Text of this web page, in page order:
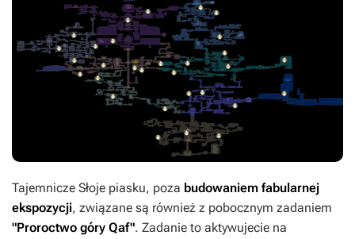
Tajemnicze Słoje piasku, poza budowaniem fabularnej
ekspozycji, związane są również z pobocznym zadaniem
"Proroctwo góry Qaf". Zadanie to aktywujecie na